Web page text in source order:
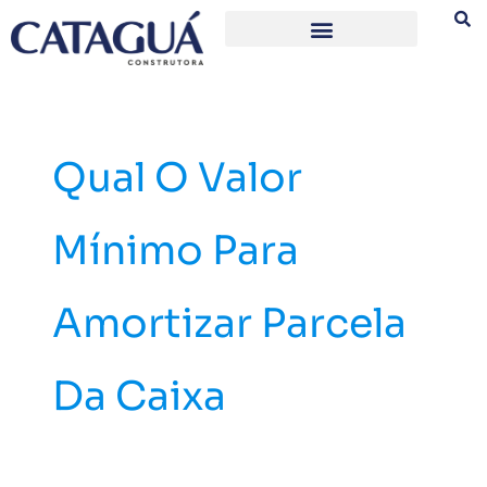
para
Qual O Valor
Mínimo Para
Amortizar Parcela
Da Caixa